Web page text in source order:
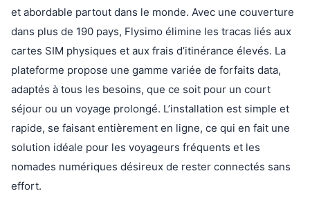
et abordable partout dans le monde. Avec une couverture
dans plus de 190 pays, Flysimo élimine les tracas liés aux
cartes SIM physiques et aux frais d’itinérance élevés. La
plateforme propose une gamme variée de forfaits data,
adaptés à tous les besoins, que ce soit pour un court
séjour ou un voyage prolongé. L’installation est simple et
rapide, se faisant entièrement en ligne, ce qui en fait une
solution idéale pour les voyageurs fréquents et les
nomades numériques désireux de rester connectés sans
effort.